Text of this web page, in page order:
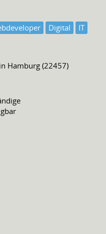
Digital IT
Hamburg (22457)